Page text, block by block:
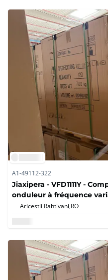
A1-49112-322
Jiaxipera - VFD1111Y -
onduleur à fréquence
Aricestii Rahtivani,RO